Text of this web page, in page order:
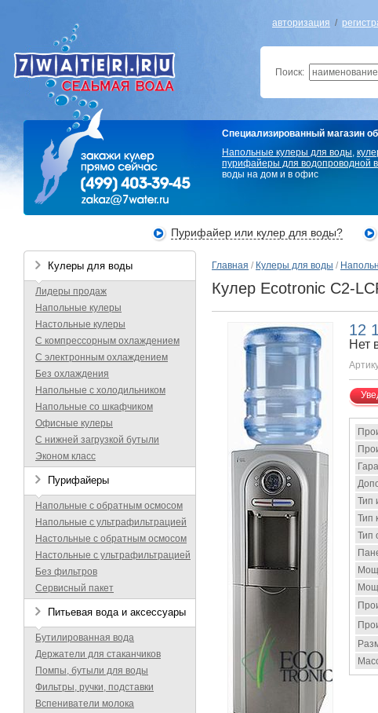
авторизация /
Поиск:
Специализированный магазин
Напольные кулеры для воды,
пурифайеры для водопроводной
воды на дом и в офис
Пурифайер или кулер для воды?
Кулеры для воды
Лидеры продаж
Напольные кулеры
Настольные кулеры
С компрессорным охлаждением
С электронным охлаждением
Без охлаждения
Напольные с холодильником
Напольные со шкафчиком
Офисные кулеры
С нижней загрузкой бутыли
Эконом класс
Пурифайеры
Напольные с обратным осмосом
Напольные с ультрафильтрацией
Настольные с обратным осмосом
Настольные с ультрафильтрацией
Без фильтров
Сервисный пакет
Питьевая вода и аксессуары
Бутилированная вода
Держатели для стаканчиков
Помпы, бутыли для воды
Фильтры, ручки, подставки
Вспениватели молока
Главная / Кулеры для воды /
Кулер Ecotronic C2-
12
Нет
Тип
Тип
Тип